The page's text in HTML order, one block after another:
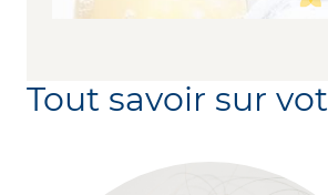
Tout savoir sur